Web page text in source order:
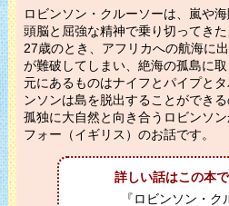
ロビンソン・クルーソーは、嵐や
頭脳と屈強な精神で乗り切ってき
27歳のとき、アフリカへの航海に
が難破してしまい、絶海の孤島に
元にあるものはナイフとパイプと
ンソンは島を脱出することができ
孤独に大自然と向き合うロビンソ
フォー（イギリス）のお話です。
詳しい話はこの本
『ロビンソン・ク